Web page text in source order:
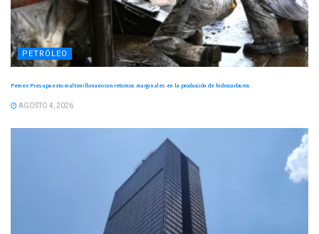
PETRÓLEO
Pemex: Presupuesto multimillonario con retornos marginales en la producción de hidrocarburos
AGOSTO 4, 2026